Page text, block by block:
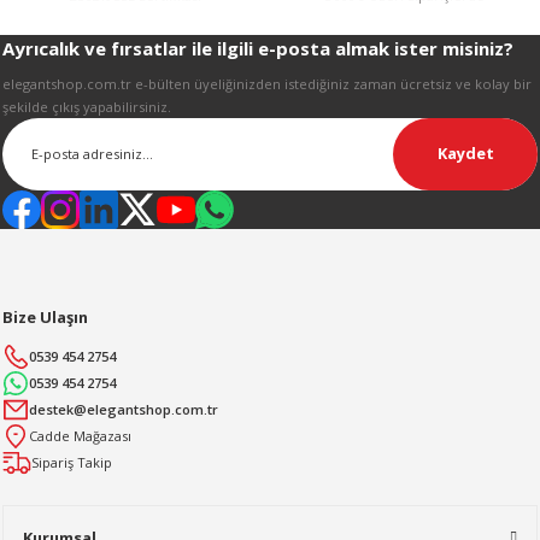
Gönder
Ayrıcalık ve fırsatlar ile ilgili e-posta almak ister misiniz?
elegantshop.com.tr e-bülten üyeliğinizden istediğiniz zaman ücretsiz ve kolay bir
şekilde çıkış yapabilirsiniz.
Kaydet
Bize Ulaşın
0539 454 2754
0539 454 2754
destek@elegantshop.com.tr
Cadde Mağazası
Sipariş Takip